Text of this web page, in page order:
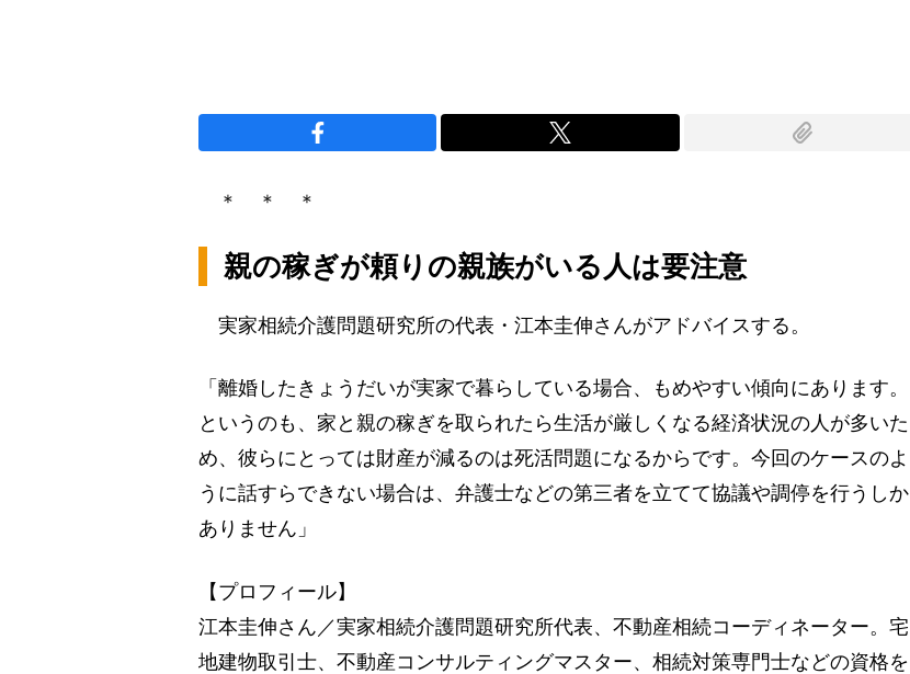
＊ ＊ ＊
親の稼ぎが頼りの親族がいる人は要注意
実家相続介護問題研究所の代表・江本圭伸さんがアドバイスする。
「離婚したきょうだいが実家で暮らしている場合、もめやすい傾向にあります。
というのも、家と親の稼ぎを取られたら生活が厳しくなる経済状況の人が多いた
め、彼らにとっては財産が減るのは死活問題になるからです。今回のケースのよ
うに話すらできない場合は、弁護士などの第三者を立てて協議や調停を行うしか
ありません」
【プロフィール】
江本圭伸さん／実家相続介護問題研究所代表、不動産相続コーディネーター。宅
地建物取引士、不動産コンサルティングマスター、相続対策専門士などの資格を